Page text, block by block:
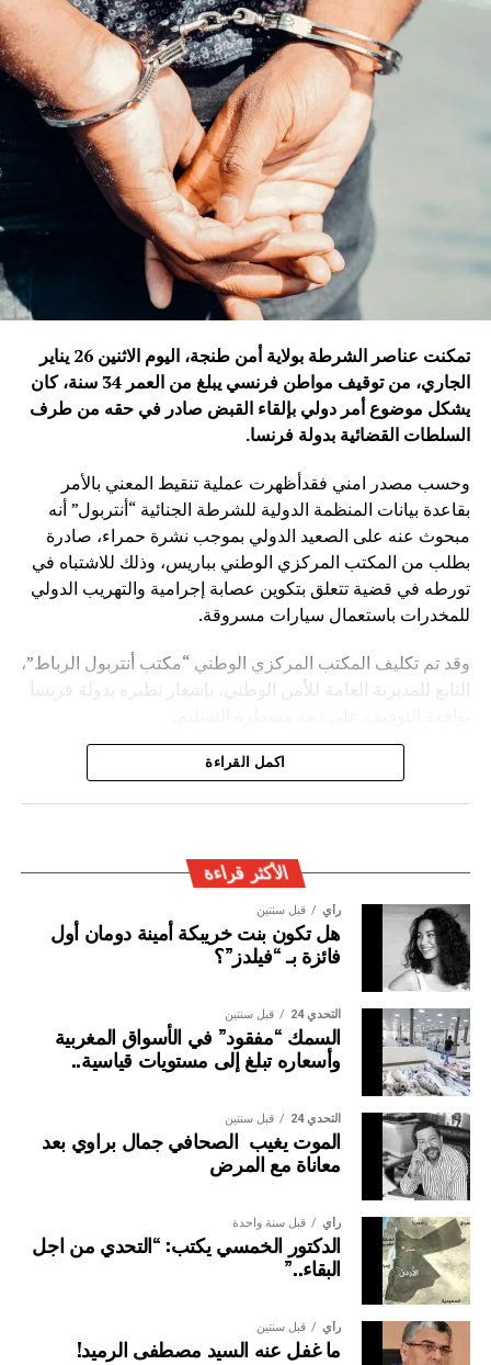
تمكنت عناصر الشرطة بولاية أمن طنجة، اليوم الاثنين 26 يناير
الجاري، من توقيف مواطن فرنسي يبلغ من العمر 34 سنة، كان
يشكل موضوع أمر دولي بإلقاء القبض صادر في حقه من طرف
السلطات القضائية بدولة فرنسا.
وحسب مصدر امني فقدأظهرت عملية تنقيط المعني بالأمر
بقاعدة بيانات المنظمة الدولية للشرطة الجنائية “أنتربول” أنه
مبحوث عنه على الصعيد الدولي بموجب نشرة حمراء، صادرة
بطلب من المكتب المركزي الوطني بباريس، وذلك للاشتباه في
تورطه في قضية تتعلق بتكوين عصابة إجرامية والتهريب الدولي
للمخدرات باستعمال سيارات مسروقة.
وقد تم تكليف المكتب المركزي الوطني “مكتب أنتربول الرباط”،
التابع للمديرية العامة للأمن الوطني، بإشعار نظيره بدولة فرنسا
ويأتي توقيف المشتبه به في سياق التزام المصالح الأمنية
اكمل القراءة
الأكثر قراءة
رأي قبل سنتين
هل تكون بنت خريبكة أمينة دومان أول
فائزة بـ “فيلدز”؟
التحدي 24 قبل سنتين
السمك “مفقود” في الأسواق المغربية
وأسعاره تبلغ إلى مستويات قياسية..
التحدي 24 قبل سنتين
الموت يغيب الصحافي جمال براوي بعد
معاناة مع المرض
رأي قبل سنة واحدة
الدكتور الخمسي يكتب: “التحدي من اجل
البقاء..”
رأي قبل سنتين
ما غفل عنه السيد مصطفى الرميد!